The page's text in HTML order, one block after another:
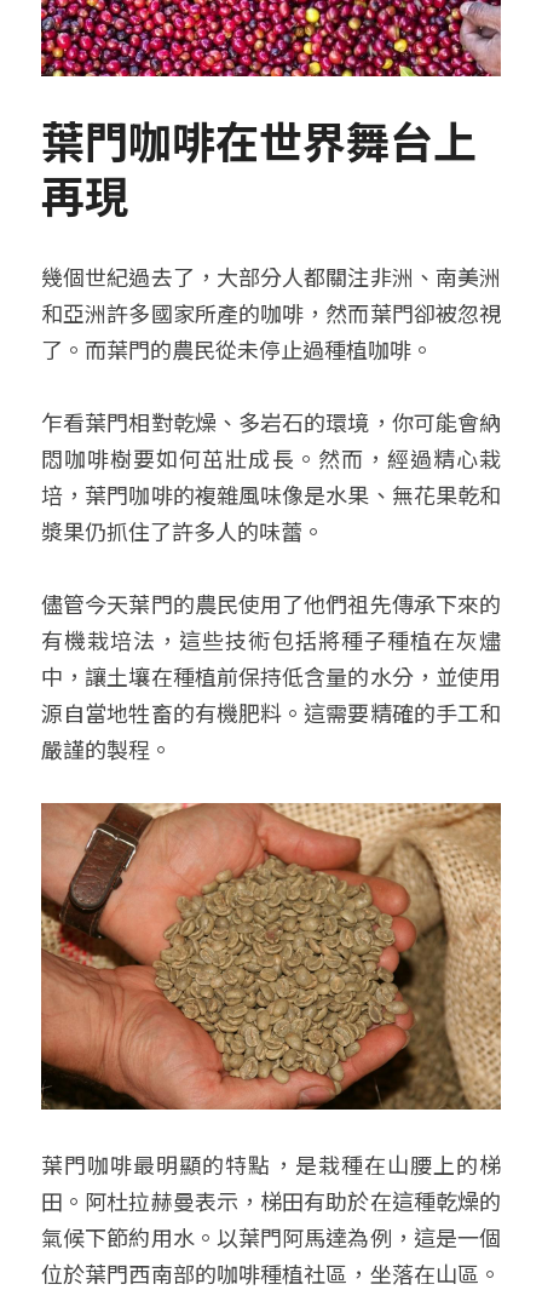
葉門咖啡在世界舞台上
再現
幾個世紀過去了，大部分人都關注非洲、南美洲
和亞洲許多國家所產的咖啡，然而葉門卻被忽視
了。而葉門的農民從未停止過種植咖啡。
乍看葉門相對乾燥、多岩石的環境，你可能會納
悶咖啡樹要如何茁壯成長。然而，經過精心栽
培，葉門咖啡的複雜風味像是水果、無花果乾和
漿果仍抓住了許多人的味蕾。
儘管今天葉門的農民使用了他們祖先傳承下來的
有機栽培法，這些技術包括將種子種植在灰燼
中，讓土壤在種植前保持低含量的水分，並使用
源自當地牲畜的有機肥料。這需要精確的手工和
嚴謹的製程。
葉門咖啡最明顯的特點，是栽種在山腰上的梯
田。阿杜拉赫曼表示，梯田有助於在這種乾燥的
氣候下節約用水。以葉門阿馬達為例，這是一個
位於葉門西南部的咖啡種植社區，坐落在山區。